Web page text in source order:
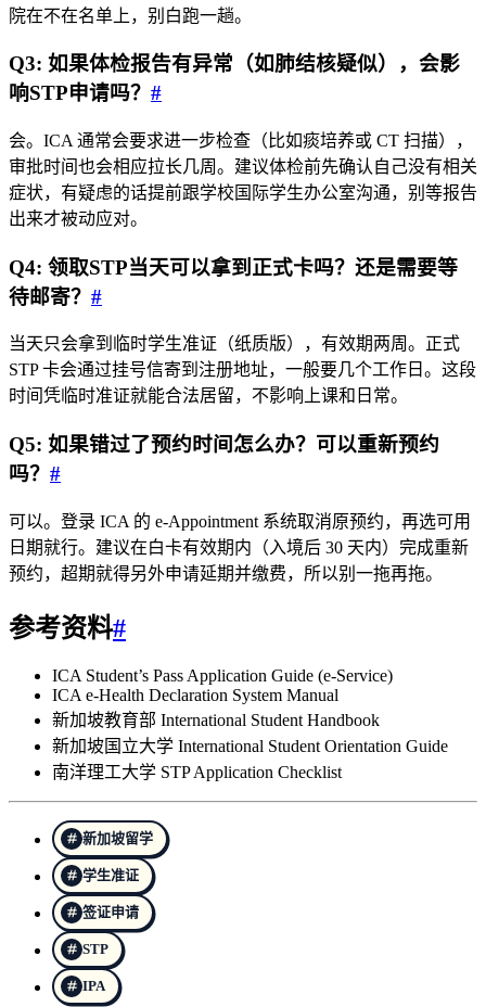
院在不在名单上，别白跑一趟。
Q3: 如果体检报告有异常（如肺结核疑似），会影
响STP申请吗？ #
会。ICA 通常会要求进一步检查（比如痰培养或 CT 扫描），
审批时间也会相应拉长几周。建议体检前先确认自己没有相关
症状，有疑虑的话提前跟学校国际学生办公室沟通，别等报告
出来才被动应对。
Q4: 领取STP当天可以拿到正式卡吗？还是需要等
待邮寄？ #
当天只会拿到临时学生准证（纸质版），有效期两周。正式
STP 卡会通过挂号信寄到注册地址，一般要几个工作日。这段
时间凭临时准证就能合法居留，不影响上课和日常。
Q5: 如果错过了预约时间怎么办？可以重新预约
吗？ #
可以。登录 ICA 的 e-Appointment 系统取消原预约，再选可用
日期就行。建议在白卡有效期内（入境后 30 天内）完成重新
预约，超期就得另外申请延期并缴费，所以别一拖再拖。
参考资料#
ICA Student’s Pass Application Guide (e-Service)
ICA e-Health Declaration System Manual
新加坡教育部 International Student Handbook
新加坡国立大学 International Student Orientation Guide
南洋理工大学 STP Application Checklist
新加坡留学
学生准证
签证申请
STP
IPA